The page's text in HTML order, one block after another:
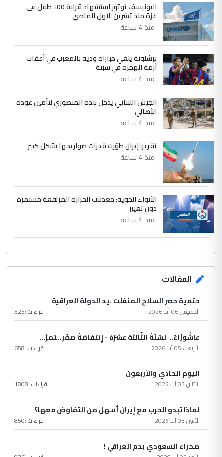
سردار
التعليق : واحد من عصابة علي ماما يسقط
جنسية الرافد الثالث للعراق ومن اصول عريقة
ابا فرات ...
الموضوع :
الجواهري يرد على صدام حسين سل
مضجعيك يابن الزنا (نص كامل)
اليونيسف توثق استشهاد قرابة 300 طفل في
غزة منذ تشرين الاول الماضي
منذ 4 ساعة
برشلونة يلغي مباراة ودية بالمغرب في أعقاب
أزمة الهجرة في سبتة
منذ 4 ساعة
الجيش اللبناني يدخل بلدة المنصوري لتأمين عودة
الأهالي
منذ 4 ساعة
تقرير: إيران طوّرت قدرات صواريخها بشكل كبير
منذ 4 ساعة
الأنواء الجوية: معدلات الحرارة المرتفعة مستمرة
دون تغيير
منذ 4 ساعة
المقالات
حتمية حصر السلاح المنفلت بيد الدولة العراقية
الخميس 06 آب 2026 قراءات :525
عاشُورْاءُ.. السّنَةُ الثّالثةَ عشَرَة - إِنتفاضةُ صفَر…تمرّ...
الأربعاء 05 آب 2026 قراءات :658
اليوم الحادي والأربعون
الأثنين 03 آب 2026 قراءات :1808
لماذا تبدو الحرب مع إيران أسهل من التفاوض معها؟
الأثنين 03 آب 2026 قراءات :850
صحراء السعودي بدم العراقي !